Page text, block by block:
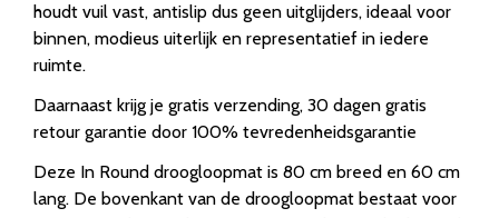
houdt vuil vast, antislip dus geen uitglijders, ideaal voor
binnen, modieus uiterlijk en representatief in iedere
ruimte.
Daarnaast krijg je gratis verzending, 30 dagen gratis
retour garantie door 100% tevredenheidsgarantie
Deze In Round droogloopmat is 80 cm breed en 60 cm
lang. De bovenkant van de droogloopmat bestaat voor